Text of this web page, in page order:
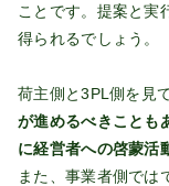
ことです。提案と実
得られるでしょう。
荷主側と3PL側を見
が進めるべきことも
に経営者への啓蒙活
また、事業者側では